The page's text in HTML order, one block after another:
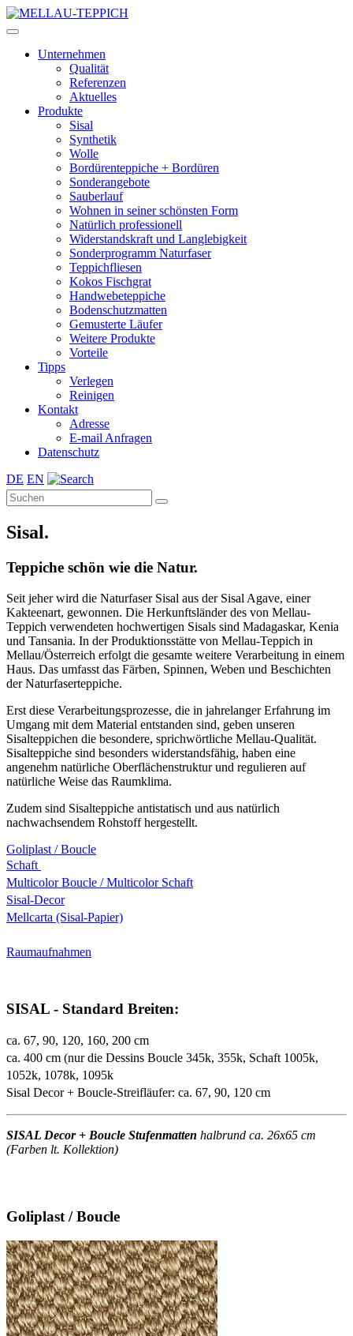
Unternehmen
Qualität
Referenzen
Aktuelles
Produkte
Sisal
Synthetik
Wolle
Bordürenteppiche + Bordüren
Sonderangebote
Sauberlauf
Wohnen in seiner schönsten Form
Natürlich professionell
Widerstandskraft und Langlebigkeit
Sonderprogramm Naturfaser
Teppichfliesen
Kokos Fischgrat
Handwebeteppiche
Bodenschutzmatten
Gemusterte Läufer
Weitere Produkte
Vorteile
Tipps
Verlegen
Reinigen
Kontakt
Adresse
E-mail Anfragen
Datenschutz
DE EN
Sisal.
Teppiche schön wie die Natur.
Seit jeher wird die Naturfaser Sisal aus der Sisal Agave, einer
Kakteenart, gewonnen. Die Herkunftsländer des von Mellau-
Teppich verwendeten hochwertigen Sisals sind Madagaskar, Kenia
und Tansania. In der Produktionsstätte von Mellau-Teppich in
Mellau/Österreich erfolgt die gesamte weitere Verarbeitung in einem
Haus. Das umfasst das Färben, Spinnen, Weben und Beschichten
der Naturfaserteppiche.
Erst diese Verarbeitungsprozesse, die in jahrelanger Erfahrung im
Umgang mit dem Material entstanden sind, geben unseren
Sisalteppichen die besondere, sprichwörtliche Mellau-Qualität.
Sisalteppiche sind besonders widerstandsfähig, haben eine
angenehm natürliche Oberflächenstruktur und regulieren auf
natürliche Weise das Raumklima.
Zudem sind Sisalteppiche antistatisch und aus natürlich
nachwachsendem Rohstoff hergestellt.
Goliplast / Boucle
Schaft
Multicolor Boucle / Multicolor Schaft
Sisal-Decor
Mellcarta (Sisal-Papier)
Raumaufnahmen
SISAL - Standard Breiten:
ca. 67, 90, 120, 160, 200 cm
ca. 400 cm (nur die Dessins Boucle 345k, 355k, Schaft 1005k,
1052k, 1078k, 1095k
Sisal Decor + Boucle-Streifläufer: ca. 67, 90, 120 cm
SISAL Decor + Boucle Stufenmatten halbrund ca. 26x65 cm
(Farben lt. Kollektion)
Goliplast / Boucle